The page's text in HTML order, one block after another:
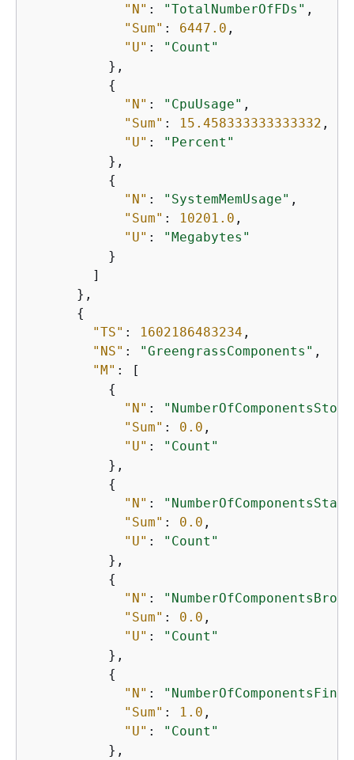
"N" : "TotalNumberOfFDs" ,
"Sum" : 6447.0 ,
"U" :
"Count"
          },
{
"N" : "CpuUsage" ,
"Sum" : 15.458333333333332 ,
"U" :
"Percent"
          },
{
"N" : "SystemMemUsage" ,
"Sum" : 10201.0 ,
"U" :
"Megabytes"
          }
        ]
      },
{
"TS" : 1602186483234 ,
"NS" : "GreengrassComponents" ,
"M" : [
{
"N" :
"Sum" : 0.0 ,
"U" :
"Count"
          },
{
"N" :
"Sum" : 0.0 ,
"U" :
"Count"
          },
{
"N" :
"Sum" : 0.0 ,
"U" :
"Count"
          },
{
"N" :
"Sum" : 1.0 ,
"U" :
"Count"
          },